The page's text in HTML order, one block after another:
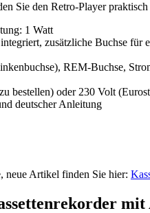
Sie den Retro-Player
1 Watt
zusätzliche Buchse für
REM-Buchse,
bestellen) oder 230 Volt
deutscher Anleitung
neue Artikel finden Sie hier: